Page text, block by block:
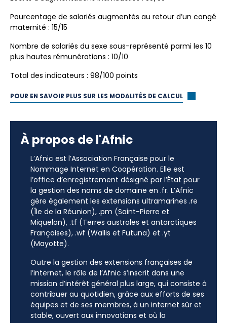
Pourcentage de salariés augmentés au retour d’un congé
maternité : 15/15
Nombre de salariés du sexe sous-représenté parmi les 10
plus hautes rémunérations : 10/10
Total des indicateurs : 98/100 points
POUR EN SAVOIR PLUS SUR LES MODALITÉS DE CALCUL
À propos de l'Afnic
L’Afnic est l’Association Française pour le
Nommage Internet en Coopération. Elle est
l’office d’enregistrement désigné par l’État pour
la gestion des noms de domaine en .fr. L’Afnic
gère également les extensions ultramarines .re
(Île de la Réunion), .pm (Saint-Pierre et
Miquelon), .tf (Terres australes et antarctiques
Françaises), .wf (Wallis et Futuna) et .yt
(Mayotte).
Outre la gestion des extensions françaises de
l’internet, le rôle de l’Afnic s’inscrit dans une
mission d’intérêt général plus large, qui consiste à
contribuer au quotidien, grâce aux efforts de ses
équipes et de ses membres, à un internet sûr et
stable, ouvert aux innovations et où la